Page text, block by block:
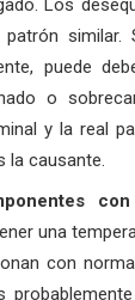
Los
patrón
puede
o
y la real
la causante.
una
con